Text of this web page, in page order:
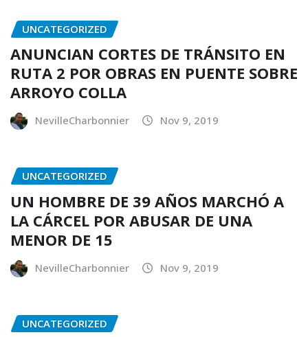
UNCATEGORIZED
ANUNCIAN CORTES DE TRÁNSITO EN
RUTA 2 POR OBRAS EN PUENTE SOBRE
ARROYO COLLA
NevilleCharbonnier Nov 9, 2019
UNCATEGORIZED
UN HOMBRE DE 39 AÑOS MARCHÓ A
LA CÁRCEL POR ABUSAR DE UNA
MENOR DE 15
NevilleCharbonnier Nov 9, 2019
UNCATEGORIZED